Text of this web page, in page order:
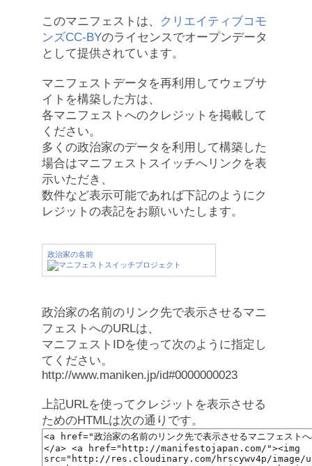
このマニフェストは、
クリエイティブコモ
ンズCC-BYのライセンスでオープンデータ
として提供されています。
マニフェストデータを再利用してウェブサ
イトを構築した方は、
各マニフェストへのクレジットを掲載して
ください。
多くの政治家のデータを利用して構築した
場合はマニフェストスイッチへリンクを表
示いただき、
数件など表示可能であれば下記のようにク
レジットの表記をお願いいたします。
政治家の名前
政治家の名前のリンク先で表示させるマニ
フェストへのURLは、
マニフェストIDを使って次のように指定し
てください。
http://www.maniken.jp/id#0000000023
上記URLを使ってクレジットを表示させる
ためのHTMLは次の通りです。